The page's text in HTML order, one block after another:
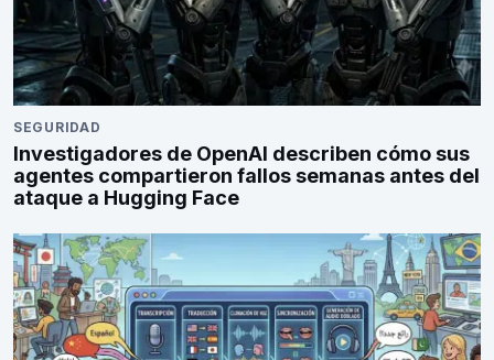
SEGURIDAD
Investigadores de OpenAI describen cómo sus
agentes compartieron fallos semanas antes del
ataque a Hugging Face